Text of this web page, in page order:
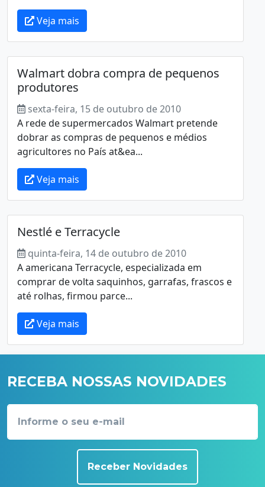
Veja mais
Walmart dobra compra de pequenos
produtores
sexta-feira, 15 de outubro de 2010
A rede de supermercados Walmart pretende
dobrar as compras de pequenos e médios
agricultores no País at&ea...
Veja mais
Nestlé e Terracycle
quinta-feira, 14 de outubro de 2010
A americana Terracycle, especializada em
comprar de volta saquinhos, garrafas, frascos e
até rolhas, firmou parce...
Veja mais
RECEBA NOSSAS NOVIDADES
Receber Novidades